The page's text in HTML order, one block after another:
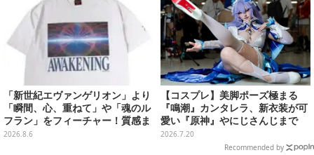
「新世紀エヴァンゲリオン」より
「瞬間、心、重ねて」や「魂のル
フラン」をフィーチャー！質感ま
でこだわった高級Tシャツが8月7
2026.8.6
【コスプレ】美脚ポーズ極まる
『鳴潮』カンタレラ、新衣装が可
愛い『原神』やにじさんじまで
「アコスタ池袋」美麗レイヤー11
選【写真50枚】
2026.7.20
Recommended by